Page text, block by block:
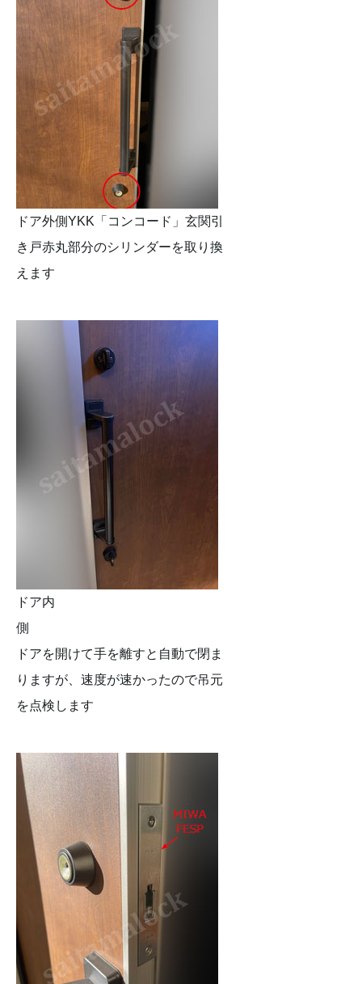
ドア外側YKK「コンコード」玄関引
き戸赤丸部分のシリンダーを取り換
えます
ドア内
側
ドアを開けて手を離すと自動で閉ま
りますが、速度が速かったので吊元
を点検します